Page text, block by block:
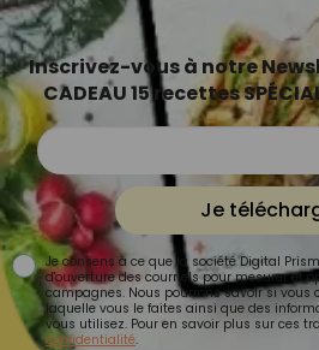
Inscrivez-vous à notre
CADEAU 15 recettes
Je
Je consens à ce que la société Digital
d'ouverture des courriels pour mesurer et
campagnes. Nous pourrons savoir si vous
laquelle vous le faites ainsi que des
vous utilisez. Pour en savoir plus sur ces
confidentialité.